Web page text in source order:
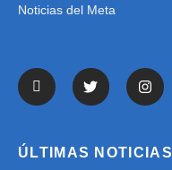
Noticias del Meta
ÚLTIMAS NOTICIAS